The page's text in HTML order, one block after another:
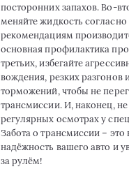
посторонних запахов. Во-
меняйте жидкость согласно
рекомендациям
основная профилактика
третьих, избегайте
вождения, резких разгонов
торможений, чтобы не
трансмиссии. И, наконец, не
регулярных осмотрах у
Забота о трансмиссии – это
надёжность вашего авто и
за рулём!